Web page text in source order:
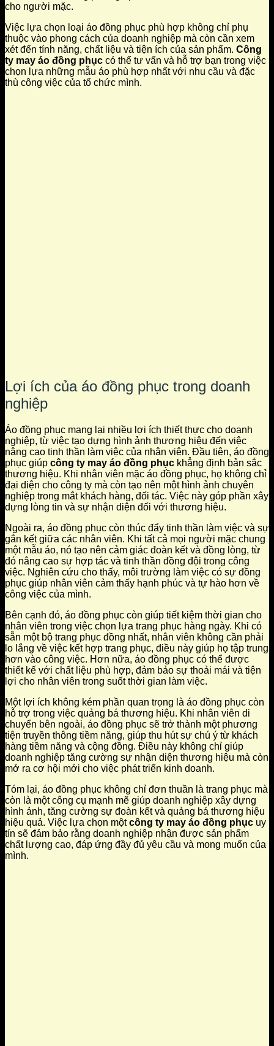
cho người mặc.
Việc lựa chọn loại áo đồng phục phù hợp không chỉ phụ
thuộc vào phong cách của doanh nghiệp mà còn cần xem
xét đến tính năng, chất liệu và tiện ích của sản phẩm. Công
ty may áo đồng phục có thể tư vấn và hỗ trợ bạn trong việc
chọn lựa những mẫu áo phù hợp nhất với nhu cầu và đặc
thù công việc của tổ chức mình.
Lợi ích của áo đồng phục trong doanh
nghiệp
Áo đồng phục mang lại nhiều lợi ích thiết thực cho doanh
nghiệp, từ việc tạo dựng hình ảnh thương hiệu đến việc
nâng cao tinh thần làm việc của nhân viên. Đầu tiên, áo đồng
phục giúp công ty may áo đồng phục khẳng định bản sắc
thương hiệu. Khi nhân viên mặc áo đồng phục, họ không chỉ
đại diện cho công ty mà còn tạo nên một hình ảnh chuyên
nghiệp trong mắt khách hàng, đối tác. Việc này góp phần xây
dựng lòng tin và sự nhận diện đối với thương hiệu.
Ngoài ra, áo đồng phục còn thúc đẩy tinh thần làm việc và sự
gắn kết giữa các nhân viên. Khi tất cả mọi người mặc chung
một mẫu áo, nó tạo nên cảm giác đoàn kết và đồng lòng, từ
đó nâng cao sự hợp tác và tinh thần đồng đội trong công
việc. Nghiên cứu cho thấy, môi trường làm việc có sự đồng
phục giúp nhân viên cảm thấy hạnh phúc và tự hào hơn về
công việc của mình.
Bên cạnh đó, áo đồng phục còn giúp tiết kiệm thời gian cho
nhân viên trong việc chọn lựa trang phục hàng ngày. Khi có
sẵn một bộ trang phục đồng nhất, nhân viên không cần phải
lo lắng về việc kết hợp trang phục, điều này giúp họ tập trung
hơn vào công việc. Hơn nữa, áo đồng phục có thể được
thiết kế với chất liệu phù hợp, đảm bảo sự thoải mái và tiện
lợi cho nhân viên trong suốt thời gian làm việc.
Một lợi ích không kém phần quan trọng là áo đồng phục còn
hỗ trợ trong việc quảng bá thương hiệu. Khi nhân viên di
chuyển bên ngoài, áo đồng phục sẽ trở thành một phương
tiện truyền thông tiềm năng, giúp thu hút sự chú ý từ khách
hàng tiềm năng và cộng đồng. Điều này không chỉ giúp
doanh nghiệp tăng cường sự nhận diện thương hiệu mà còn
mở ra cơ hội mới cho việc phát triển kinh doanh.
Tóm lại, áo đồng phục không chỉ đơn thuần là trang phục mà
còn là một công cụ mạnh mẽ giúp doanh nghiệp xây dựng
hình ảnh, tăng cường sự đoàn kết và quảng bá thương hiệu
hiệu quả. Việc lựa chọn mộtcông ty may áo đồng phục uy
tín sẽ đảm bảo rằng doanh nghiệp nhận được sản phẩm
chất lượng cao, đáp ứng đầy đủ yêu cầu và mong muốn của
mình.